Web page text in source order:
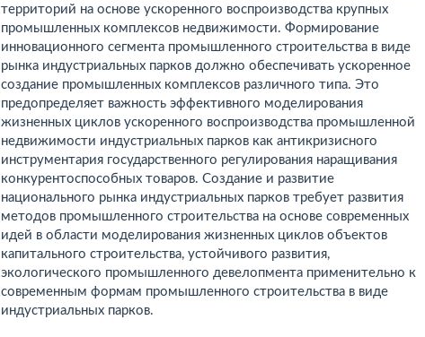
территорий на основе ускоренного воспроизводства крупных
промышленных комплексов недвижимости. Формирование
инновационного сегмента промышленного строительства в виде
рынка индустриальных парков должно обеспечивать ускоренное
создание промышленных комплексов различного типа. Это
предопределяет важность эффективного моделирования
жизненных циклов ускоренного воспроизводства промышленной
недвижимости индустриальных парков как антикризисного
инструментария государственного регулирования наращивания
конкурентоспособных товаров. Создание и развитие
национального рынка индустриальных парков требует развития
методов промышленного строительства на основе современных
идей в области моделирования жизненных циклов объектов
капитального строительства, устойчивого развития,
экологического промышленного девелопмента применительно к
современным формам промышленного строительства в виде
индустриальных парков.